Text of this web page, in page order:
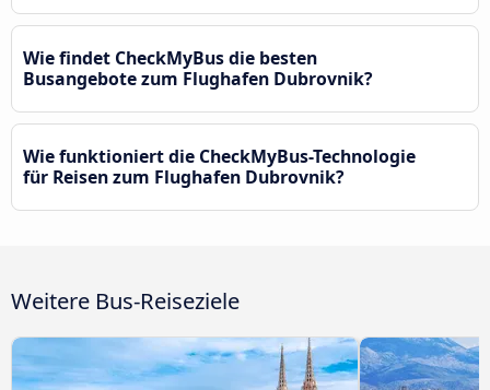
Wie findet CheckMyBus die besten
Busangebote zum Flughafen Dubrovnik?
Wie funktioniert die CheckMyBus-Technologie
für Reisen zum Flughafen Dubrovnik?
Weitere Bus-Reiseziele